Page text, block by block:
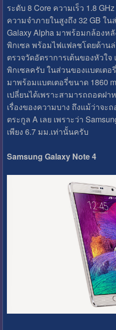
ระดับ 8 Core ความเร็ว 1.8
ความจำภายในสูงถึง 32 GB ใ
Galaxy Alpha มาพร้อมกล้องห
พิกเซล พร้อมไฟแฟลชโดยด้าน
ตรวจวัดอัตราการเต้นของหัวใ
พิกเซลครับ ในส่วนของแบตเตอ
มาพร้อมแบตเตอรี่ขนาด 1860
เปลี่ยนได้เพราะสามารถถอดฝ
เรื่องของความบาง ถึงแม้ว่าจะ
ตระกูล A เลย เพราะว่า
เพียง 6.7 มม.เท่านั้นครับ
Samsung Galaxy Note 4